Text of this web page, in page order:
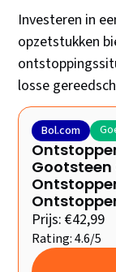
Investeren in
opzetstukken
losse
Bol.com
Prijs: €42,99
Rating: 4.6/5